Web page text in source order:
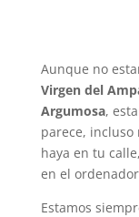
Aunque no
Virgen del
Argumosa,
parece,
haya en tu
en el
Estamos